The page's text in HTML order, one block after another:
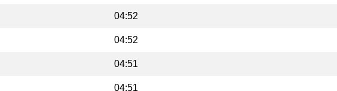
04:52
04:52
04:51
04:51